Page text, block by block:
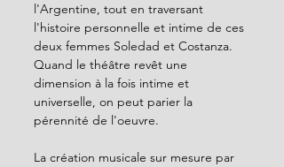
l'Argentine, tout en traversant
l'histoire personnelle et intime de ces
deux femmes Soledad et Costanza.
Quand le théâtre revêt une
dimension à la fois intime et
universelle, on peut parier la
pérennité de l'oeuvre.
La création musicale sur mesure par